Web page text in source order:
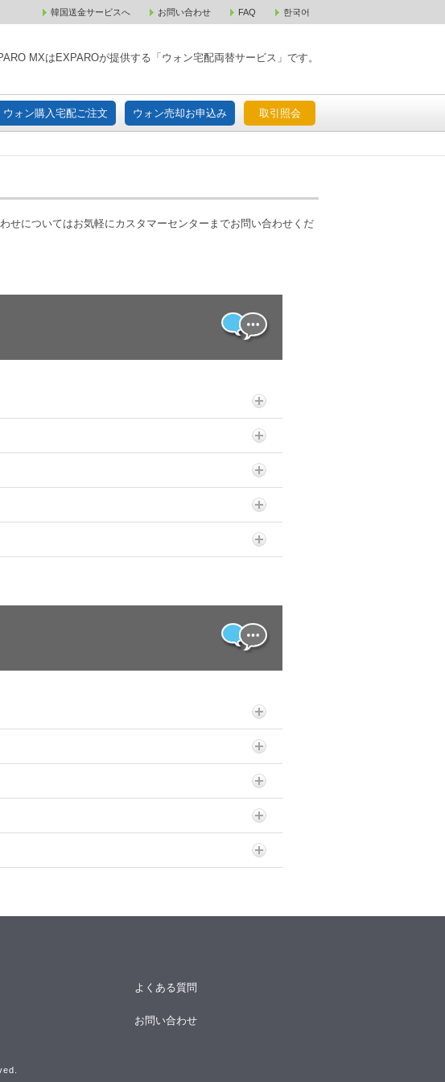
韓国送金サービスへ お問い合わせ FAQ 한국어
MXはEXPAROが提供する「ウォン宅配両替サービス」です。
ウォン購入宅配ご注文 ウォン売却お申込み 取引照会
ウォン購入宅配ご注文 ウォン売却お申込み 取引照会
せについてはお気軽にカスタマーセンターまでお問い合わせくだ
よくある質問
お問い合わせ